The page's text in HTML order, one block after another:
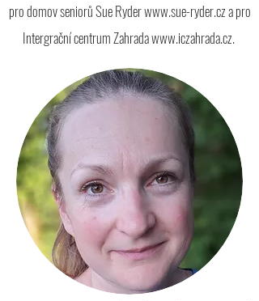
pro domov seniorů Sue Ryderwww.sue-ryder.cza pro
Intergrační centrum Zahradawww.iczahrada.cz.